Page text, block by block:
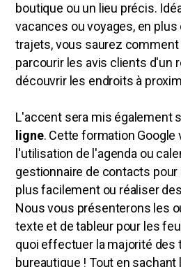
boutique ou un lieu précis.
vacances ou voyages, en
trajets, vous saurez comment
parcourir les avis clients d'un
découvrir les endroits à
L'accent sera mis également
ligne. Cetteformation Google
l'utilisation de l'agenda ou
gestionnaire de contacts pour
plus facilement ou réaliser
Nous vous présenterons les
texte et de tableur pour les
quoi effectuer la majorité des
bureautique ! Tout en